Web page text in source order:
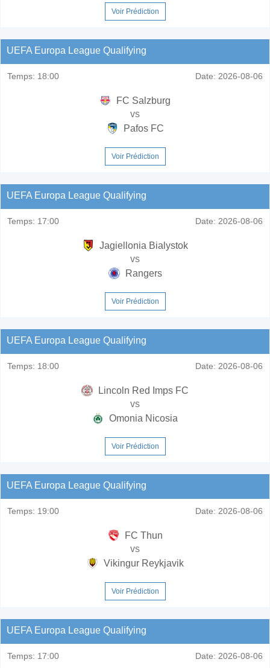
Voir Prédiction
UEFA Europa League Qualifying
Temps: 18:00 Date: 2026-08-06
FC Salzburg
vs
Pafos FC
Voir Prédiction
UEFA Europa League Qualifying
Temps: 17:00 Date: 2026-08-06
Jagiellonia Bialystok
vs
Rangers
Voir Prédiction
UEFA Europa League Qualifying
Temps: 18:00 Date: 2026-08-06
Lincoln Red Imps FC
vs
Omonia Nicosia
Voir Prédiction
UEFA Europa League Qualifying
Temps: 19:00 Date: 2026-08-06
FC Thun
vs
Vikingur Reykjavik
Voir Prédiction
UEFA Europa League Qualifying
Temps: 17:00 Date: 2026-08-06